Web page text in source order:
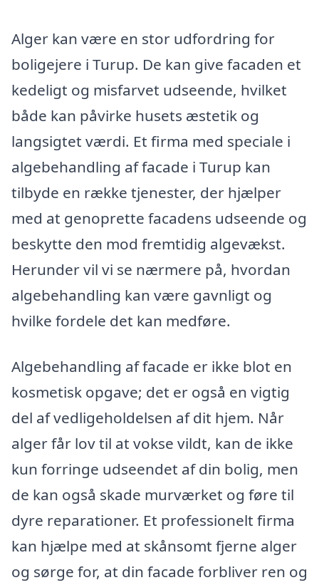
Alger kan være en stor udfordring for
boligejere i Turup. De kan give facaden et
kedeligt og misfarvet udseende, hvilket
både kan påvirke husets æstetik og
langsigtet værdi. Et firma med speciale i
algebehandling af facade i Turup kan
tilbyde en række tjenester, der hjælper
med at genoprette facadens udseende og
beskytte den mod fremtidig algevækst.
Herunder vil vi se nærmere på, hvordan
algebehandling kan være gavnligt og
hvilke fordele det kan medføre.
Algebehandling af facade er ikke blot en
kosmetisk opgave; det er også en vigtig
del af vedligeholdelsen af dit hjem. Når
alger får lov til at vokse vildt, kan de ikke
kun forringe udseendet af din bolig, men
de kan også skade murværket og føre til
dyre reparationer. Et professionelt firma
kan hjælpe med at skånsomt fjerne alger
og sørge for, at din facade forbliver ren og